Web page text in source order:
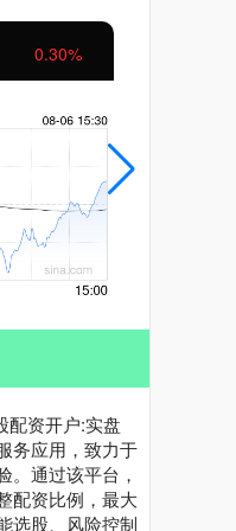
0.30%
配资开户:实盘
务应用，致力于
。通过该平台，
配资比例，最大
选股、风险控制